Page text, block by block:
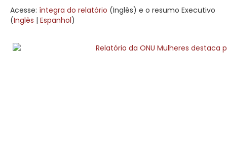
Acesse: íntegra do relatório (Inglês) e o resumo Executivo
(Inglês | Espanhol)